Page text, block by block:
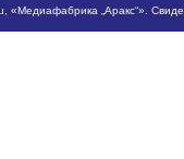
, «Медиафабрика „Аракс“».